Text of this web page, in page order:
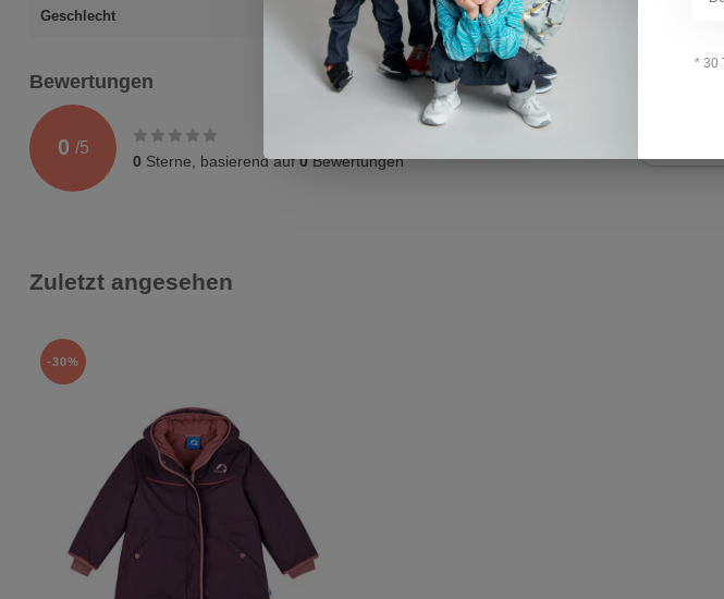
Geschlecht Mädchen
Bewertungen
0 /5
0 Sterne, basierend auf0Bewertungen
Zuletzt angesehen
-30%
* 30